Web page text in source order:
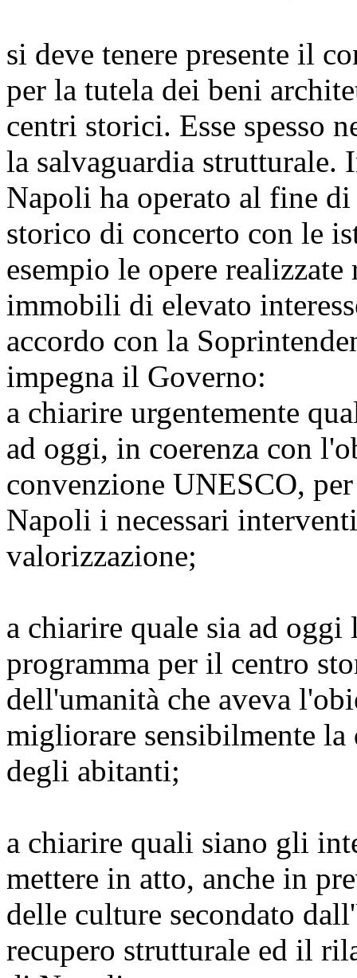
si deve tenere presente il
per la tutela dei beni
centri storici. Esse spesso
la salvaguardia
Napoli ha operato al fine
storico di concerto con le
esempio le opere
immobili di elevato
accordo con la
impegna il Governo:
a chiarire urgentemente
ad oggi, in coerenza con
convenzione UNESCO,
Napoli i necessari
valorizzazione;
a chiarire quale sia ad
programma per il centro
dell'umanità che aveva
migliorare sensibilmente
degli abitanti;
a chiarire quali siano gli
mettere in atto, anche in
delle culture secondato
recupero strutturale ed il